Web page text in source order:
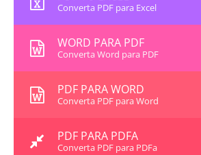
Converta PDF para Excel
WORD PARA PDF
Converta Word para PDF
PDF PARA WORD
Converta PDF para Word
PDF PARA PDFA
Converta PDF para PDFa